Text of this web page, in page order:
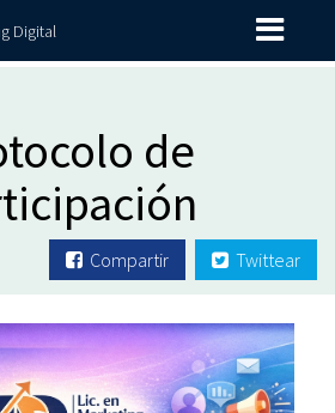
Digital
de
Compartir Twittear